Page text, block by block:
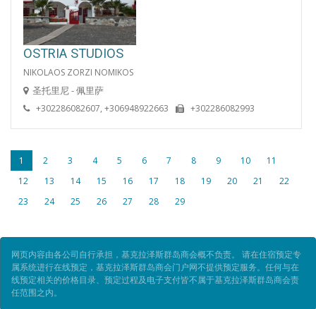
OSTRIA STUDIOS
NIKOLAOS ZORZI NOMIKOS
圣托里尼 - 佩里萨
+302286082607, +306948922663 +302286082993
1 2 3 4 5 6 7 8 9 10
11
12
13 14 15 16 17 18 19 20 21
22
23
24 25 26 27 28 29
网页内容由各公司自行承担，基克拉泽斯群岛商会概不负责。 请在住宿预定专
属系统进行在线预定，基克拉泽斯群岛商会门户网不提供预定服务。任何与在
线预定相关的价格目录、预定过程及电子支付皆不属于基克拉泽斯群岛商会责
任范围之内。